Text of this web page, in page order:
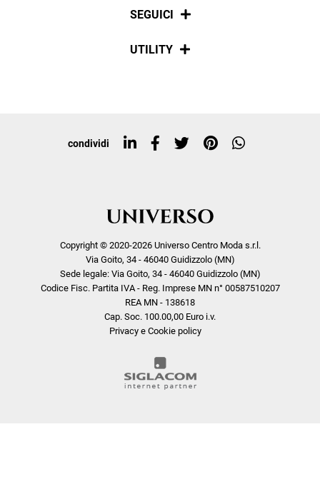
Pagamenti
SEGUICI
Social
UTILITY
Top ricerche
condividi
Copyright © 2020-2026 Universo Centro Moda s.r.l.
Via Goito, 34 - 46040 Guidizzolo (MN)
Sede legale: Via Goito, 34 - 46040 Guidizzolo (MN)
Codice Fisc. Partita IVA - Reg. Imprese MN n° 00587510207
REA MN - 138618
Cap. Soc. 100.00,00 Euro i.v.
Privacy e Cookie policy